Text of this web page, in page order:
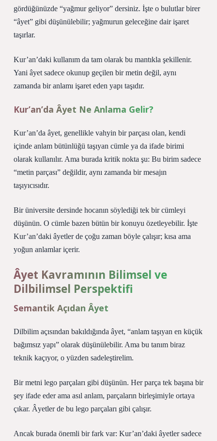
gördüğünüzde “yağmur geliyor” dersiniz. İşte o bulutlar birer
“âyet” gibi düşünülebilir; yağmurun geleceğine dair işaret
taşırlar.
Kur’an’daki kullanım da tam olarak bu mantıkla şekillenir.
Yani âyet sadece okunup geçilen bir metin değil, aynı
zamanda bir anlamı işaret eden yapı taşıdır.
Kur’an’da Âyet Ne Anlama Gelir?
Kur’an’da âyet, genellikle vahyin bir parçası olan, kendi
içinde anlam bütünlüğü taşıyan cümle ya da ifade birimi
olarak kullanılır. Ama burada kritik nokta şu: Bu birim sadece
“metin parçası” değildir, aynı zamanda bir mesajın
taşıyıcısıdır.
Bir üniversite dersinde hocanın söylediği tek bir cümleyi
düşünün. O cümle bazen bütün bir konuyu özetleyebilir. İşte
Kur’an’daki âyetler de çoğu zaman böyle çalışır; kısa ama
yoğun anlamlar içerir.
Âyet Kavramının Bilimsel ve
Dilbilimsel Perspektifi
Semantik Açıdan Âyet
Dilbilim açısından bakıldığında âyet, “anlam taşıyan en küçük
bağımsız yapı” olarak düşünülebilir. Ama bu tanım biraz
teknik kaçıyor, o yüzden sadeleştirelim.
Bir metni lego parçaları gibi düşünün. Her parça tek başına bir
şey ifade eder ama asıl anlam, parçaların birleşimiyle ortaya
çıkar. Âyetler de bu lego parçaları gibi çalışır.
Ancak burada önemli bir fark var: Kur’an’daki âyetler sadece